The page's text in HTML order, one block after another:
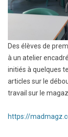
Des élèves de
à un atelier
initiés à quelques
articles sur le
travail sur le
https://